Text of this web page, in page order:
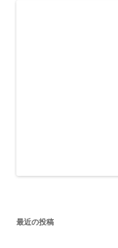
最近の投稿